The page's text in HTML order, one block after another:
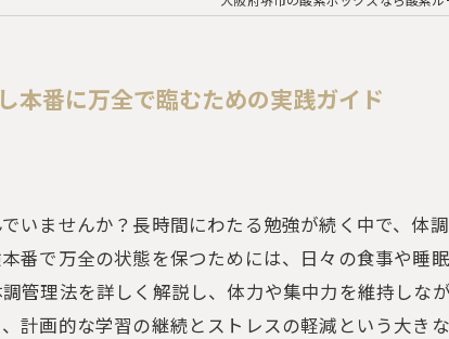
本番に万全で臨むための実践ガイド
いませんか？長時間にわたる勉強が続く中で、体
番で万全の状態を保つためには、日々の食事や睡
管理法を詳しく解説し、体力や集中力を維持しな
計画的な学習の継続とストレスの軽減という大き